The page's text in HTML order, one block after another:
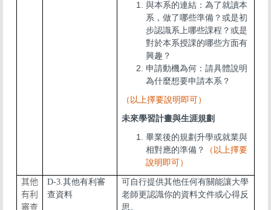
與本系的連結：為了就讀本
系，做了哪些準備？或是初
步認識系上哪些課程？或是
對於本系授課的哪些方面有
興趣？
申請動機為何：請具體說明
為什麼想要申請本系？
（以上擇要說明即可）
未來學習計畫與生涯規劃
畢業後的規劃升學或就業與
相對應的準備？
（以上擇要
說明即可）
其他
有利
審查
D-3.其他有利審
查資料
可自行提供其他任何有關能讓大學
老師更認識你的資料文件或心得反
思。